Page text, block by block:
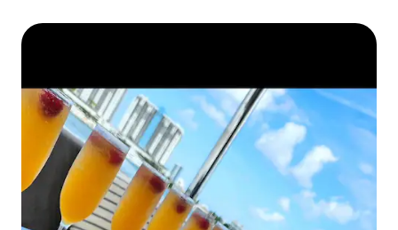
teenindada!